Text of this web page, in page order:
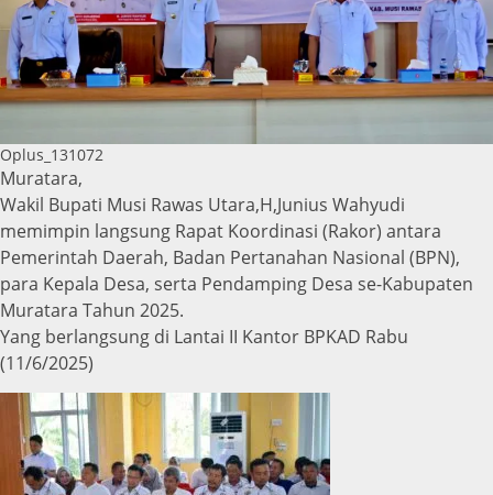
Oplus_131072
Muratara,
Wakil Bupati Musi Rawas Utara,H,Junius Wahyudi
memimpin langsung Rapat Koordinasi (Rakor) antara
Pemerintah Daerah, Badan Pertanahan Nasional (BPN),
para Kepala Desa, serta Pendamping Desa se-Kabupaten
Muratara Tahun 2025.
Yang berlangsung di Lantai II Kantor BPKAD Rabu
(11/6/2025)